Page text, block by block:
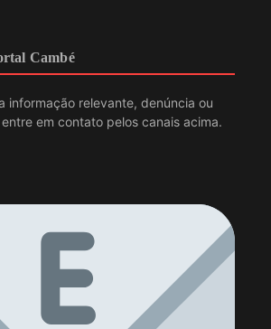
Cambé
informação relevante, denúncia ou
em contato pelos canais acima.